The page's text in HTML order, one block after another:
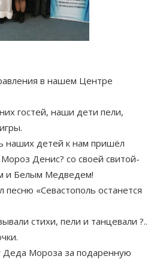
в нашем Центре
гостей, наши дети пели,
наших детей к нам пришёл
Денис? со своей свитой-
и Белым Медведем!
«Севастополь останется
стихи, пели и танцевали ?..
Деда Мороза за подаренную